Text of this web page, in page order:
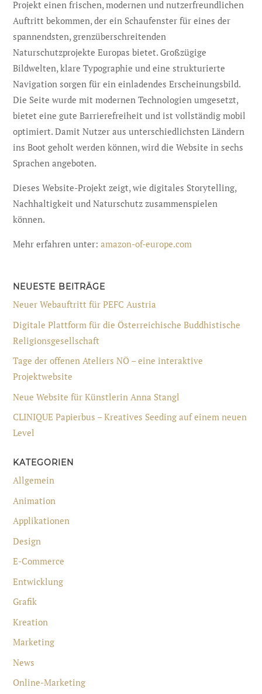
Projekt einen frischen, modernen und nutzerfreundlichen
Auftritt bekommen, der ein Schaufenster für eines der
spannendsten, grenzüberschreitenden
Naturschutzprojekte Europas bietet. Großzügige
Bildwelten, klare Typographie und eine strukturierte
Navigation sorgen für ein einladendes Erscheinungsbild.
Die Seite wurde mit modernen Technologien umgesetzt,
bietet eine gute Barrierefreiheit und ist vollständig mobil
optimiert. Damit Nutzer aus unterschiedlichsten Ländern
ins Boot geholt werden können, wird die Website in sechs
Sprachen angeboten.
Dieses Website-Projekt zeigt, wie digitales Storytelling,
Nachhaltigkeit und Naturschutz zusammenspielen
können.
Mehr erfahren unter:amazon-of-europe.com
NEUESTE BEITRÄGE
Neuer Webauftritt für PEFC Austria
Digitale Plattform für die Österreichische Buddhistische
Religionsgesellschaft
Tage der offenen Ateliers NÖ – eine interaktive
Projektwebsite
Neue Website für Künstlerin Anna Stangl
CLINIQUE Papierbus – Kreatives Seeding auf einem neuen
Level
KATEGORIEN
Allgemein
Animation
Applikationen
Design
E-Commerce
Entwicklung
Grafik
Kreation
Marketing
News
Online-Marketing